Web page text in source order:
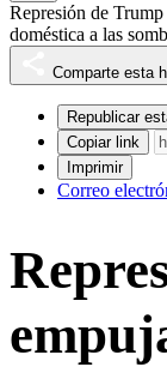
Represión de
doméstica a las
Comparte esta
Republicar
Copiar link
Imprimir
Correo